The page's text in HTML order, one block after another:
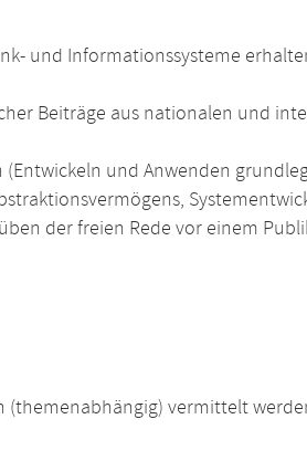
und Informationssysteme
Beiträge aus nationalen und
und Anwenden
der freien Rede vor einem
(themenabhängig) vermittelt